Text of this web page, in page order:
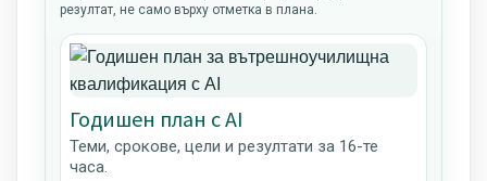
резултат, не само върху отметка в плана.
Годишен план с AI
Теми, срокове, цели и резултати за 16-те
часа.